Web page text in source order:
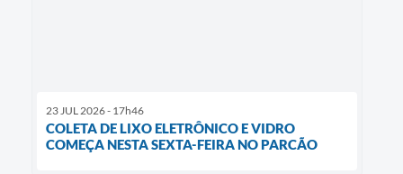
23 JUL 2026 - 17h46
COLETA DE LIXO ELETRÔNICO E VIDRO
COMEÇA NESTA SEXTA-FEIRA NO PARCÃO